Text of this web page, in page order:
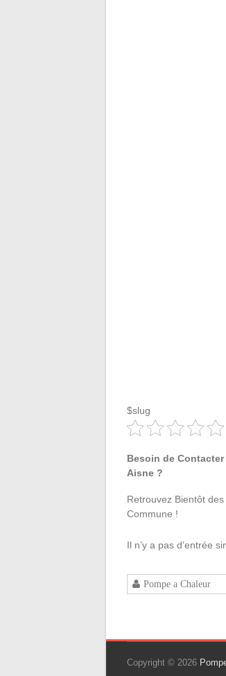
$slug
Besoin de
Aisne ?
Retrouvez Bientôt
Commune !
Il n’y a pas d’entrée
Pompe a Chaleur
Copyright © 2026